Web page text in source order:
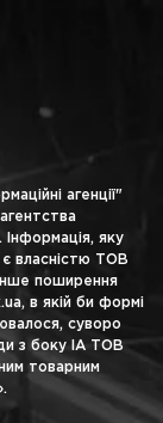
агенції"
яку
є власністю ТОВ
поширення
в якій би формі
суворо
з боку ІА ТОВ
товарним